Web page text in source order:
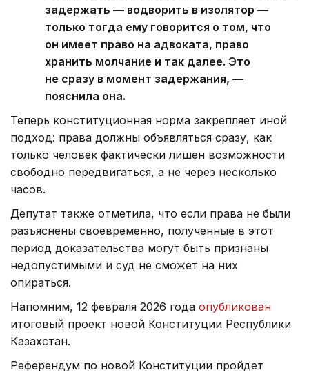
задержать — водворить в изолятор —
только тогда ему говорится о том, что
он имеет право на адвоката, право
хранить молчание и так далее. Это
не сразу в момент задержания, —
пояснила она.
Теперь конституционная норма закрепляет иной
подход: права должны объявляться сразу, как
только человек фактически лишен возможности
свободно передвигаться, а не через несколько
часов.
Депутат также отметила, что если права не были
разъяснены своевременно, полученные в этот
период доказательства могут быть признаны
недопустимыми и суд не сможет на них
опираться.
Напомним, 12 февраля 2026 года опубликован
итоговый проект новой Конституции Республики
Казахстан.
Референдум по новой Конституции пройдет